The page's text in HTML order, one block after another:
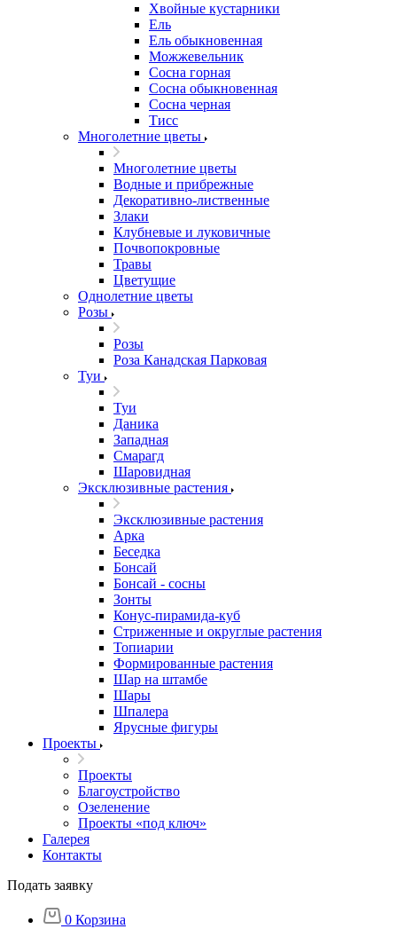
Хвойные кустарники
Ель
Ель обыкновенная
Можжевельник
Сосна горная
Сосна обыкновенная
Сосна черная
Тисс
Многолетние цветы
Многолетние цветы
Водные и прибрежные
Декоративно-лиственные
Злаки
Клубневые и луковичные
Почвопокровные
Травы
Цветущие
Однолетние цветы
Розы
Розы
Роза Канадская Парковая
Туи
Туи
Даника
Западная
Смарагд
Шаровидная
Эксклюзивные растения
Эксклюзивные растения
Арка
Беседка
Бонсай
Бонсай - сосны
Зонты
Конус-пирамида-куб
Стриженные и округлые растения
Топиарии
Формированные растения
Шар на штамбе
Шары
Шпалера
Ярусные фигуры
Проекты
Проекты
Благоустройство
Озеленение
Проекты «под ключ»
Галерея
Контакты
Подать заявку
0 Корзина